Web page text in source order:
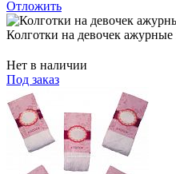
Отложить
Колготки на девочек
Нет в наличии
Под заказ